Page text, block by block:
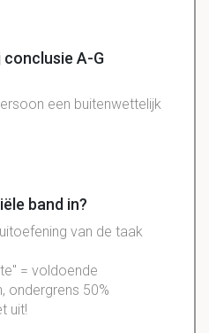
conclusie A-G
een buitenwettelijk
band in?
van de taak
= voldoende
ondergrens 50%
uit!